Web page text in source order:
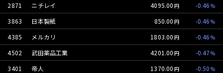
2871
ニチレイ 4095.00
-0.46
3863
日本製紙 850.00
-0.46
4385
メルカリ 1803.00
-0.46
4502
武田薬品工業 4201.00
-0.47
3401
帝人 1370.00
-0.50